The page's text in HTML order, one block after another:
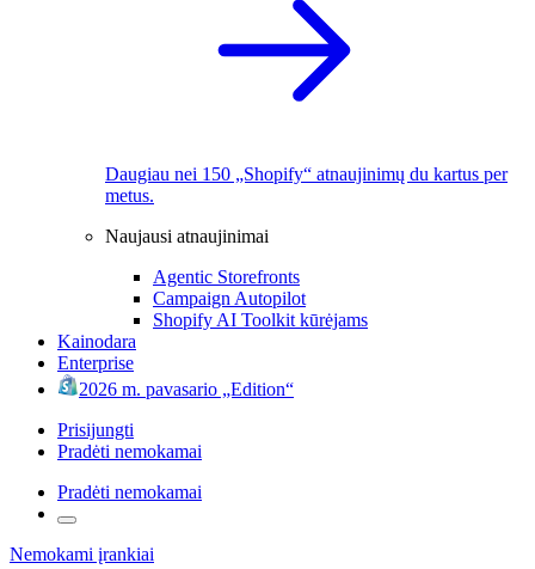
Daugiau nei 150 „Shopify“ atnaujinimų du kartus per
metus.
Naujausi atnaujinimai
Agentic Storefronts
Campaign Autopilot
Shopify AI Toolkit kūrėjams
Kainodara
Enterprise
2026 m. pavasario „Edition“
Prisijungti
Pradėti nemokamai
Pradėti nemokamai
Nemokami įrankiai